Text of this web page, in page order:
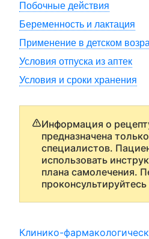
Побочные действия
Беременность и лактация
Применение в детском
Условия отпуска из аптек
Условия и сроки хранения
Информация о
предназначена
специалистов.
использовать
плана самолечения.
Клинико-